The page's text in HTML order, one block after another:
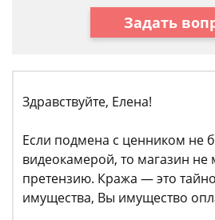
Задать
Здравствуйте, Елена!
Если подмена с ценником не
видеокамерой, то магазин
претензию. Кража — это
имущества, Вы имущество